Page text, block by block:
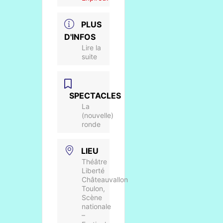
PLUS
D'INFOS
Lire la
suite
SPECTACLES
La
(nouvelle)
ronde
LIEU
Théâtre
Liberté
Châteauvallon
Toulon,
Scène
nationale
–